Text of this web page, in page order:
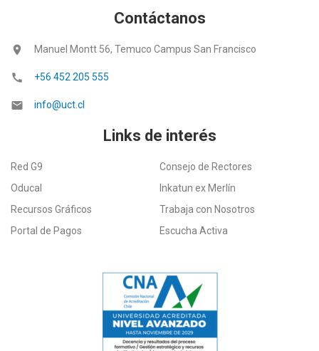
Contáctanos
location_on Manuel Montt 56, Temuco Campus San Francisco
call +56 452 205 555
email info@uct.cl
Links de interés
Red G9
Consejo de Rectores
Oducal
Inkatun ex Merlín
Recursos Gráficos
Trabaja con Nosotros
Portal de Pagos
Escucha Activa